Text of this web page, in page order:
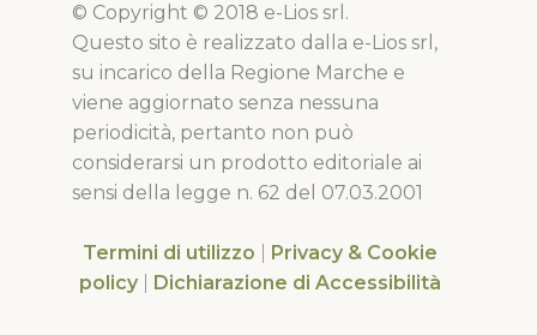
© Copyright © 2018 e-Lios srl.
Questo sito è realizzato dalla e-Lios srl,
su incarico della Regione Marche e
viene aggiornato senza nessuna
periodicità, pertanto non può
considerarsi un prodotto editoriale ai
sensi della legge n. 62 del 07.03.2001
Termini di utilizzo
Privacy & Cookie
policy
Dichiarazione di Accessibilità